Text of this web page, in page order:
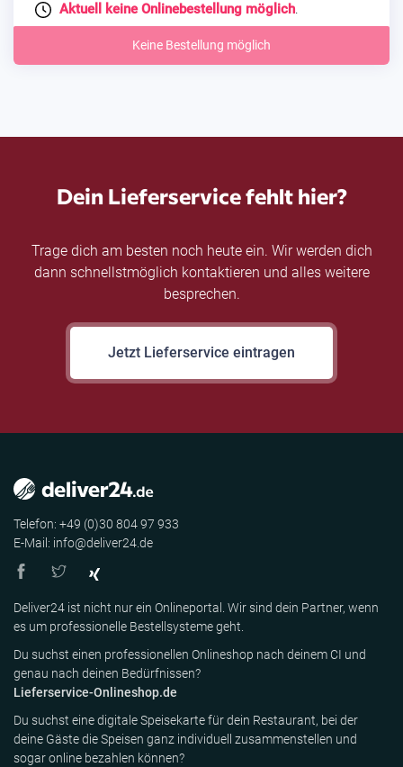
Aktuell keine Onlinebestellung möglich.
Keine Bestellung möglich
Dein Lieferservice fehlt hier?
Trage dich am besten noch heute ein. Wir werden dich
dann schnellstmöglich kontaktieren und alles weitere
besprechen.
Jetzt Lieferservice eintragen
Telefon: +49 (0)30 804 97 933
E-Mail: info@deliver24.de
Deliver24 ist nicht nur ein Onlineportal. Wir sind dein Partner, wenn
es um professionelle Bestellsysteme geht.
Du suchst einen professionellen Onlineshop nach deinem CI und
genau nach deinen Bedürfnissen?
Lieferservice-Onlineshop.de
Du suchst eine digitale Speisekarte für dein Restaurant, bei der
deine Gäste die Speisen ganz individuell zusammenstellen und
sogar online bezahlen können?